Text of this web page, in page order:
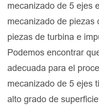
mecanizado de 5 ejes
mecanizado de piezas
piezas de turbina e
Podemos encontrar
adecuada para el
mecanizado de 5 ejes
alto grado de